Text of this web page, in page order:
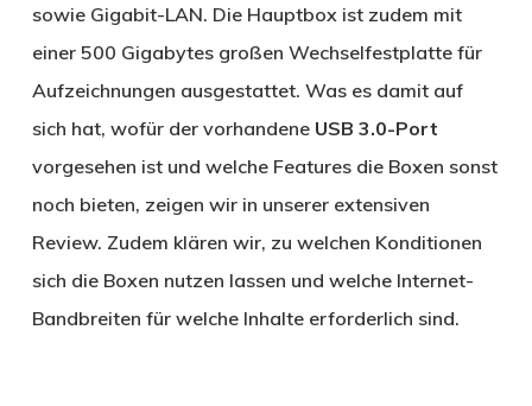
sowie Gigabit-LAN. Die Hauptbox ist zudem mit
einer 500 Gigabytes großen Wechselfestplatte für
Aufzeichnungen ausgestattet. Was es damit auf
sich hat, wofür der vorhandene USB 3.0-Port
vorgesehen ist und welche Features die Boxen sonst
noch bieten, zeigen wir in unserer extensiven
Review. Zudem klären wir, zu welchen Konditionen
sich die Boxen nutzen lassen und welche Internet-
Bandbreiten für welche Inhalte erforderlich sind.